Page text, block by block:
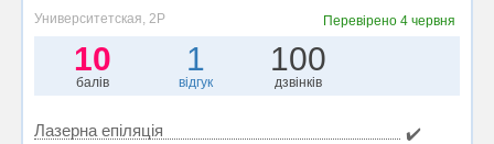
Университетская, 2Р Перевірено 4 червня
10
балів
1
відгук
100
дзвінків
Лазерна епіляція
✔️